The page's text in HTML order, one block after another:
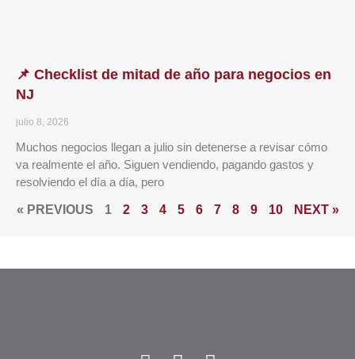
📌 Checklist de mitad de año para negocios en
NJ
julio 8, 2026
Muchos negocios llegan a julio sin detenerse a revisar cómo
va realmente el año. Siguen vendiendo, pagando gastos y
resolviendo el día a día, pero
« PREVIOUS 1 2 3 4 5 6 7 8 9 10 NEXT »